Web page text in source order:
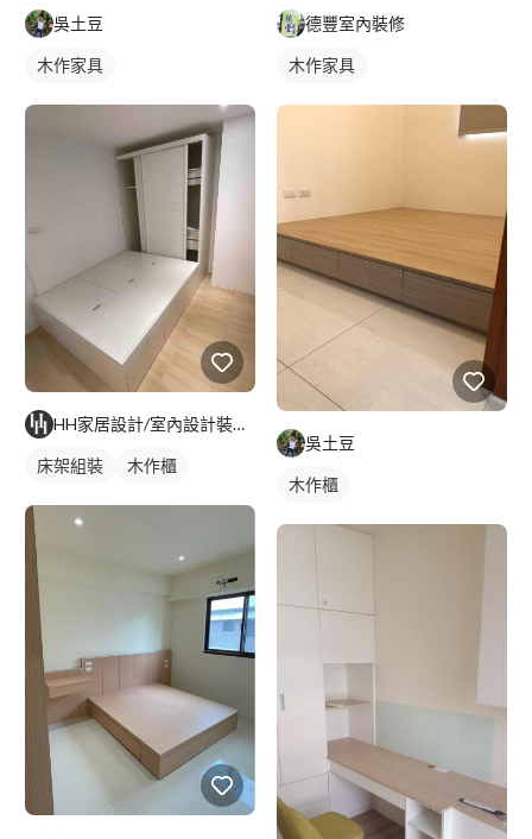
吳土豆
木作家具
HH家居設計/室內設計裝修/代客組裝
床架組裝 木作櫃
德豐室內裝修
木作家具
吳土豆
木作櫃